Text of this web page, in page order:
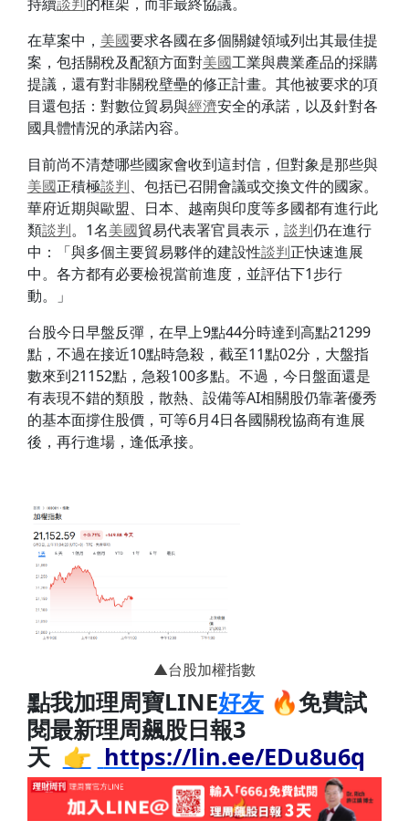
持續談判 的框架，而非最終協議。
在草案中， 美國要求各國在多個關鍵領域列出其最佳提
案，包括關稅及配額方面對美國工業與農業產品的採購
提議，還有對非關稅壁壘的修正計畫。其他被要求的項
目還包括：對數位貿易與經濟安全的承諾，以及針對各
國具體情況的承諾內容。
目前尚不清楚哪些國家會收到這封信，但對象是那些與
美國正積極談判、包括已召開會議或交換文件的國家。
華府近期與歐盟、日本、越南與印度等多國都有進行此
類談判。1名美國貿易代表署官員表示， 談判仍在進行
中：「與多個主要貿易夥伴的建設性談判正快速進展
中。各方都有必要檢視當前進度，並評估下1步行
動。」
台股今日早盤反彈，在早上9點44分時達到高點21299
點，不過在接近10點時急殺，截至11點02分，大盤指
數來到21152點，急殺100多點。不過，今日盤面還是
有表現不錯的類股，散熱、設備等AI相關股仍靠著優秀
的基本面撐住股價，可等6月4日各國關稅協商有進展
後，再行進場，逢低承接。
▲台股加權指數
點我加理周寶LINE好友🔥免費試
閱最新理周飆股日報3
天 👉 https://lin.ee/EDu8u6q